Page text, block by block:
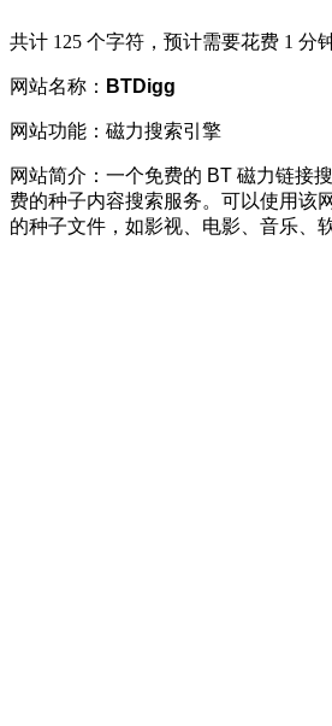
共计 125 个字符，预计需要花费 1 分
网站名称： BTDigg
网站功能：磁力搜索引擎
网站简介：一个免费的 BT 磁力链接
费的种子内容搜索服务。可以使用该
的种子文件，如影视、电影、音乐、